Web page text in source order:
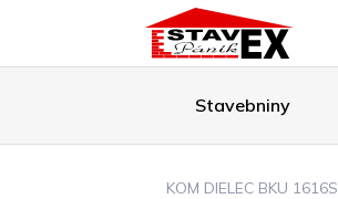
Stavebniny
KOM DIELEC BKU 1616S